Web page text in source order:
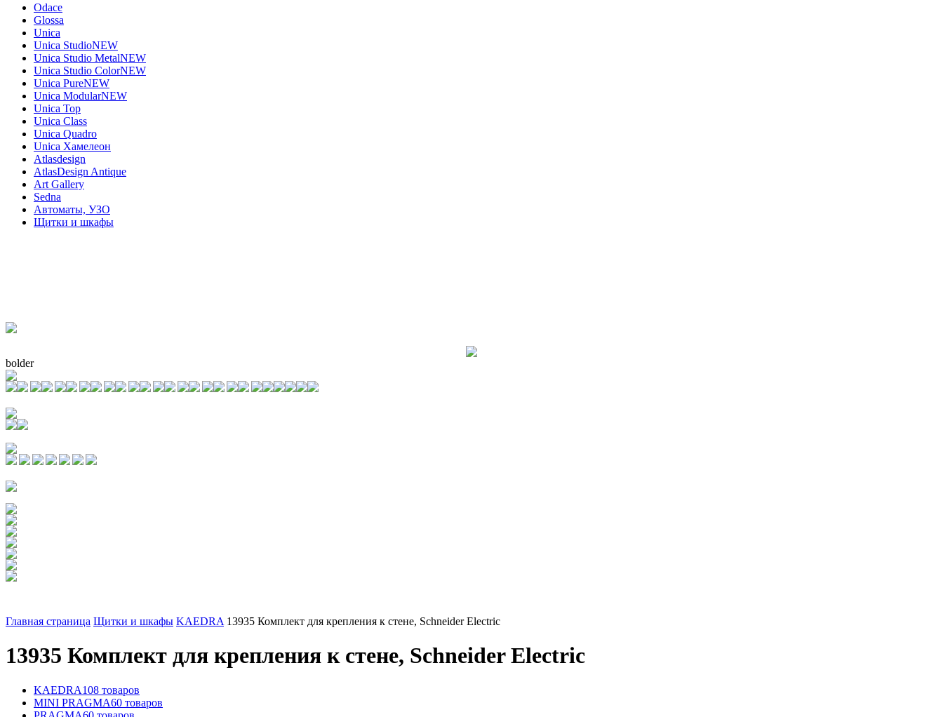
Odace
Glossa
Unica
Unica StudioNEW
Unica Studio MetalNEW
Unica Studio ColorNEW
Unica PureNEW
Unica ModularNEW
Unica Top
Unica Class
Unica Quadro
Unica Хамелеон
Atlasdesign
AtlasDesign Antique
Art Gallery
Sedna
Автоматы, УЗО
Щитки и шкафы
bolder
Главная страница Щитки и шкафы KAEDRA 13935 Комплект для крепления к стене, Schneider Electric
13935 Комплект для крепления к стене, Schneider Electric
KAEDRA108 товаров
MINI PRAGMA60 товаров